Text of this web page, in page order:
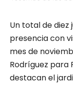
Un total de
presencia con
mes de
Rodríguez para
destacan el